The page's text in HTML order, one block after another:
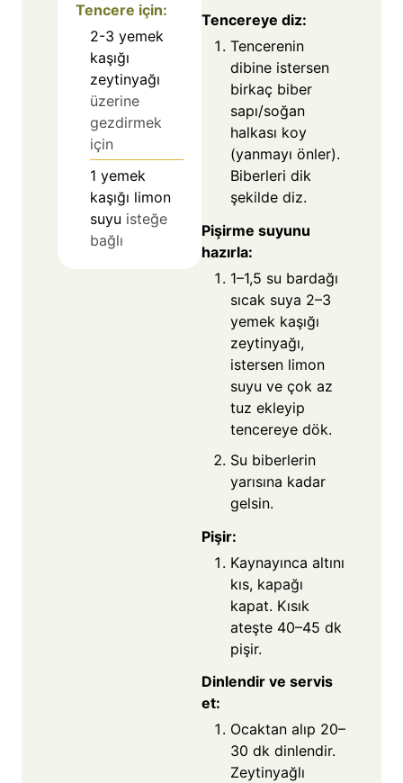
Tencere için:
2-3 yemek
kaşığı
zeytinyağı
üzerine
gezdirmek
için
1 yemek
kaşığı limon
suyu isteğe
bağlı
Tencereye diz:
Tencerenin
dibine istersen
birkaç biber
sapı/soğan
halkası koy
(yanmayı önler).
Biberleri dik
şekilde diz.
Pişirme suyunu
hazırla:
1–1,5 su bardağı
sıcak suya 2–3
yemek kaşığı
zeytinyağı,
istersen limon
suyu ve çok az
tuz ekleyip
tencereye dök.
Su biberlerin
yarısına kadar
gelsin.
Pişir:
Kaynayınca altını
kıs, kapağı
kapat. Kısık
ateşte 40–45 dk
pişir.
Dinlendir ve servis
et:
Ocaktan alıp 20–
30 dk dinlendir.
Zeytinyağlı